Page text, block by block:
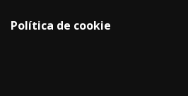
Política de cookie